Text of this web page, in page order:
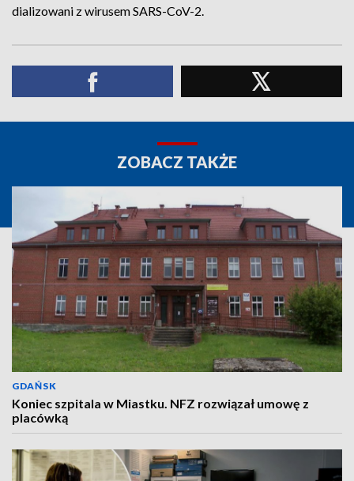
dializowani z wirusem SARS-CoV-2.
ZOBACZ TAKŻE
GDAŃSK
Koniec szpitala w Miastku. NFZ rozwiązał umowę z
placówką